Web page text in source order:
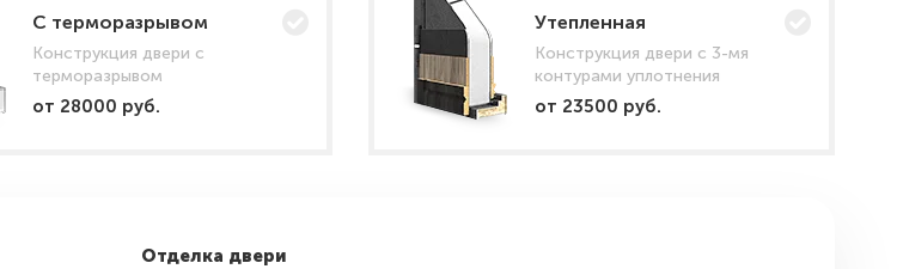
C терморазрывом
Конструкция двери с
терморазрывом
от 28000 руб.
Утепленная
Конструкция двери с 3-мя
контурами уплотнения
от 23500 руб.
Отделка двери